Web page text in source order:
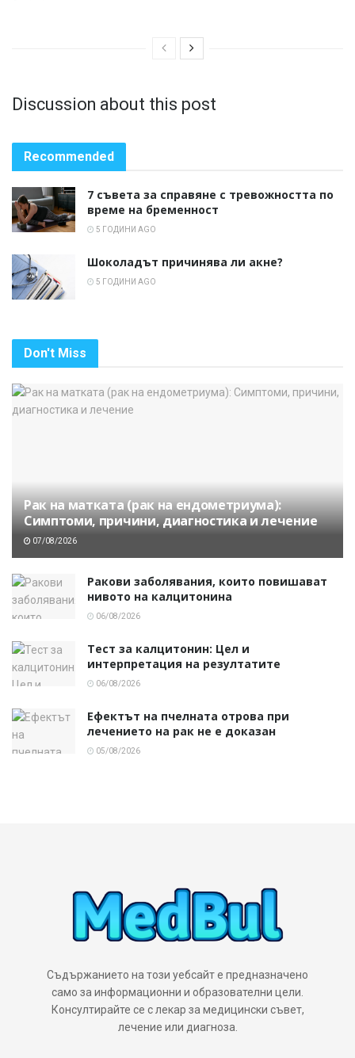
Discussion about this post
Recommended
7 съвета за справяне с тревожността по
време на бременност
5 ГОДИНИ AGO
Шоколадът причинява ли акне?
5 ГОДИНИ AGO
Don't Miss
Рак на матката (рак на ендометриума):
Симптоми, причини, диагностика и лечение
07/08/2026
Ракови заболявания, които повишават
нивото на калцитонина
06/08/2026
Тест за калцитонин: Цел и
интерпретация на резултатите
06/08/2026
Ефектът на пчелната отрова при
лечението на рак не е доказан
05/08/2026
Съдържанието на този уебсайт е предназначено
само за информационни и образователни цели.
Консултирайте се с лекар за медицински съвет,
лечение или диагноза.